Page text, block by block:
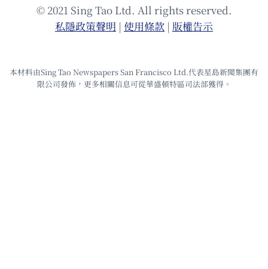
© 2021 Sing Tao Ltd. All rights reserved.
私隱政策聲明 | 使⽤條款 | 版權告⽰
本材料由Sing Tao Newspapers San Francisco Ltd.代表星島新聞集團有
限公司發佈，更多相關信息可從華盛頓特區司法部獲得。